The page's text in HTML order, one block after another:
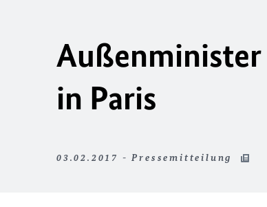
Außenminister
in Paris
03.02.2017 - Pressemitteilung